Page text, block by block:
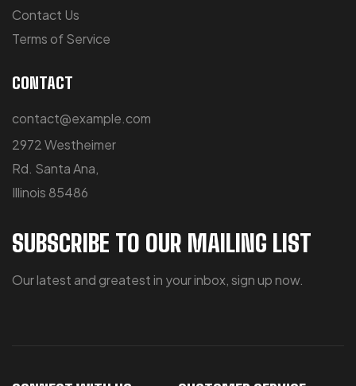
Contact Us
Terms of Service
CONTACT
contact@example.com
2972 Westheimer
Rd. Santa Ana,
Illinois 85486
SUBSCRIBE TO OUR MAILING LIST
Our latest and greatest in your inbox, sign up now.